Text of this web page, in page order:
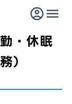
・休眠
）